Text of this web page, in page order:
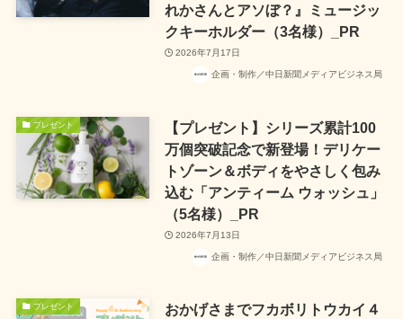
れかさんとアソぼ？』ミュージッ
クキーホルダー（3名様）_PR
2026年7月17日
企画・制作／中日新聞メディアビジネス局
プレゼント
【プレゼント】シリーズ累計100
万個突破記念で新登場！デリケー
トゾーン＆ボディをやさしく包み
込む「アンティーム ウォッシュ」
（5名様）_PR
2026年7月13日
企画・制作／中日新聞メディアビジネス局
プレゼント
おかげさまでフカボリトウカイ４